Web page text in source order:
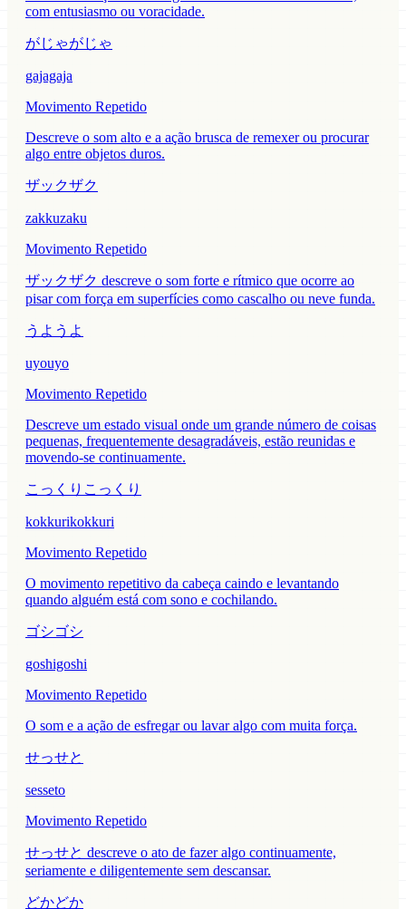
com entusiasmo ou voracidade.
がじゃがじゃ
gajagaja
Movimento Repetido
Descreve o som alto e a ação brusca de remexer ou procurar
algo entre objetos duros.
ザックザク
zakkuzaku
Movimento Repetido
ザックザク descreve o som forte e rítmico que ocorre ao
pisar com força em superfícies como cascalho ou neve funda.
うようよ
uyouyo
Movimento Repetido
Descreve um estado visual onde um grande número de coisas
pequenas, frequentemente desagradáveis, estão reunidas e
movendo-se continuamente.
こっくりこっくり
kokkurikokkuri
Movimento Repetido
O movimento repetitivo da cabeça caindo e levantando
quando alguém está com sono e cochilando.
ゴシゴシ
goshigoshi
Movimento Repetido
O som e a ação de esfregar ou lavar algo com muita força.
せっせと
sesseto
Movimento Repetido
せっせと descreve o ato de fazer algo continuamente,
seriamente e diligentemente sem descansar.
どかどか